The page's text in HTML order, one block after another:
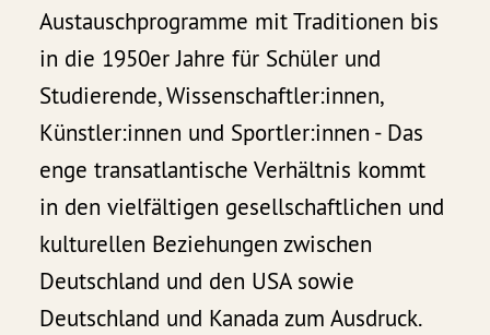
Austauschprogramme mit Traditionen bis
in die 1950er Jahre für Schüler und
Studierende, Wissenschaftler:innen,
Künstler:innen und Sportler:innen - Das
enge transatlantische Verhältnis kommt
in den vielfältigen gesellschaftlichen und
kulturellen Beziehungen zwischen
Deutschland und den USA sowie
Deutschland und Kanada zum Ausdruck.